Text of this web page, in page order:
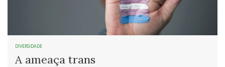
DIVERSIDADE
A ameaça trans